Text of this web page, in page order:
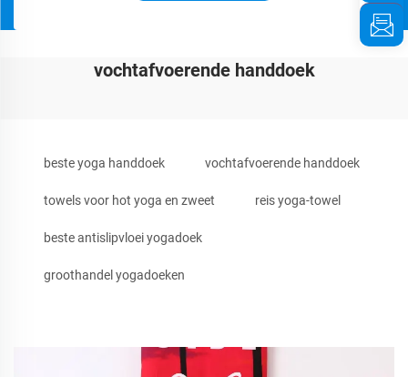
vochtafvoerende handdoek
beste yoga handdoek vochtafvoerende handdoek
towels voor hot yoga en zweet reis yoga-towel
beste antislipvloei yogadoek
groothandel yogadoeken